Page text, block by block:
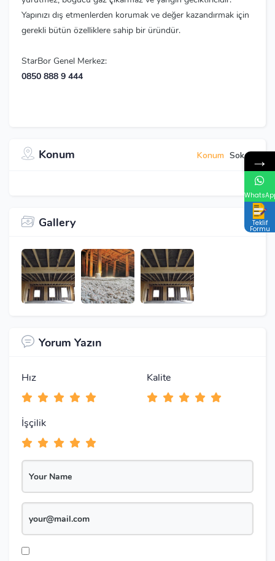
Yapınızı dış etmenlerden korumak ve değer kazandırmak için
gerekli bütün özelliklere sahip bir üründür.
StarBor Genel Merkez:
0850 888 9 444
Konum Konum Sokak
Gallery
Yorum Yazın
Hız Kalite
İşçilik
→
Teklif
Formu